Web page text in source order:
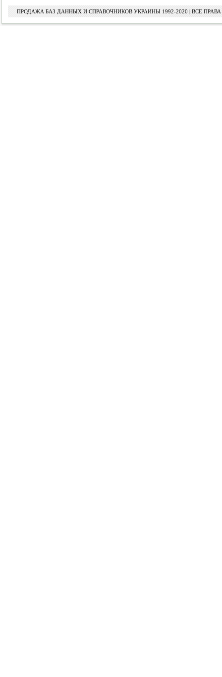
ПРОДАЖА БАЗ ДАННЫХ И СПРАВОЧНИКОВ УКРАИНЫ 1992-2020 | ВСЕ